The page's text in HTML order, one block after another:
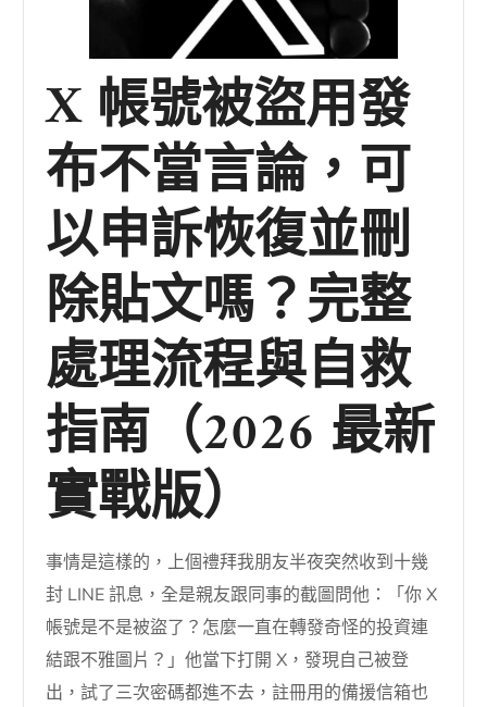
X 帳號被盜用發
布不當言論，可
以申訴恢復並刪
除貼文嗎？完整
處理流程與自救
指南（2026 最新
實戰版）
事情是這樣的，上個禮拜我朋友半夜突然收到十幾
封 LINE 訊息，全是親友跟同事的截圖問他：「你 X
帳號是不是被盜了？怎麼一直在轉發奇怪的投資連
結跟不雅圖片？」他當下打開 X，發現自己被登
出，試了三次密碼都進不去，註冊用的備援信箱也